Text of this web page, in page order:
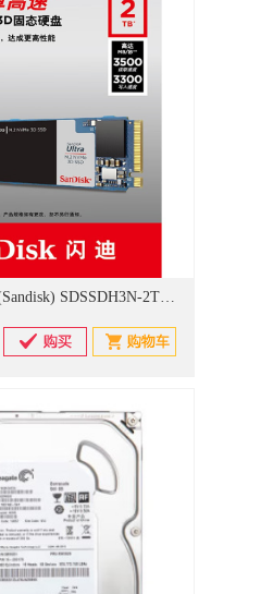
(20861023)闪迪(Sandisk) SDSSDH3N-2T00-Z25 2TB SSD固态硬盘 M.2接口(NVMe协议) 高速系列-游戏高速版 硬盘(单位：个)